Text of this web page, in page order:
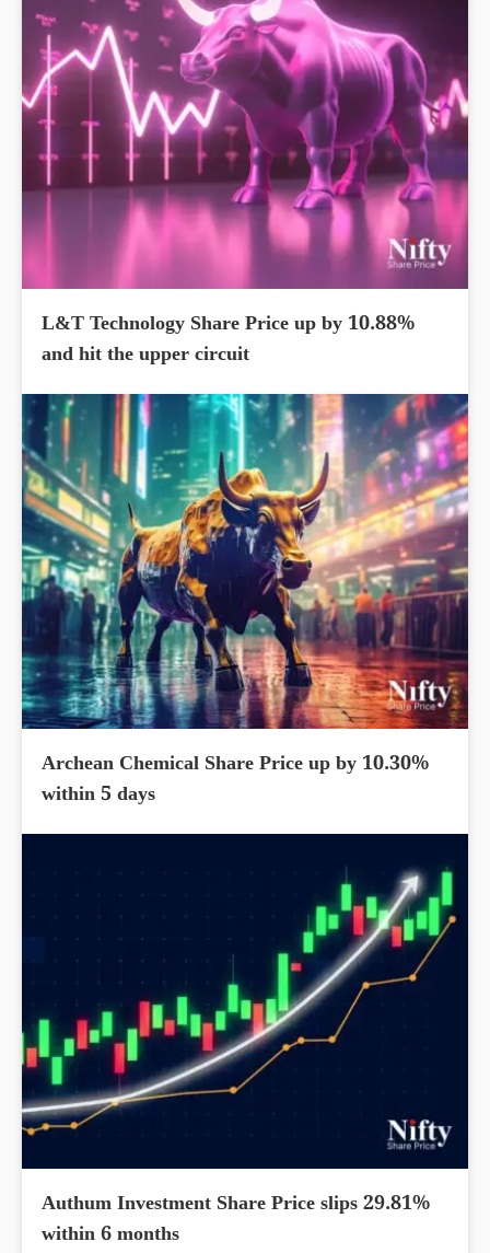
L&T Technology Share Price up by 10.88%
and hit the upper circuit
Archean Chemical Share Price up by 10.30%
within 5 days
Authum Investment Share Price slips 29.81%
within 6 months